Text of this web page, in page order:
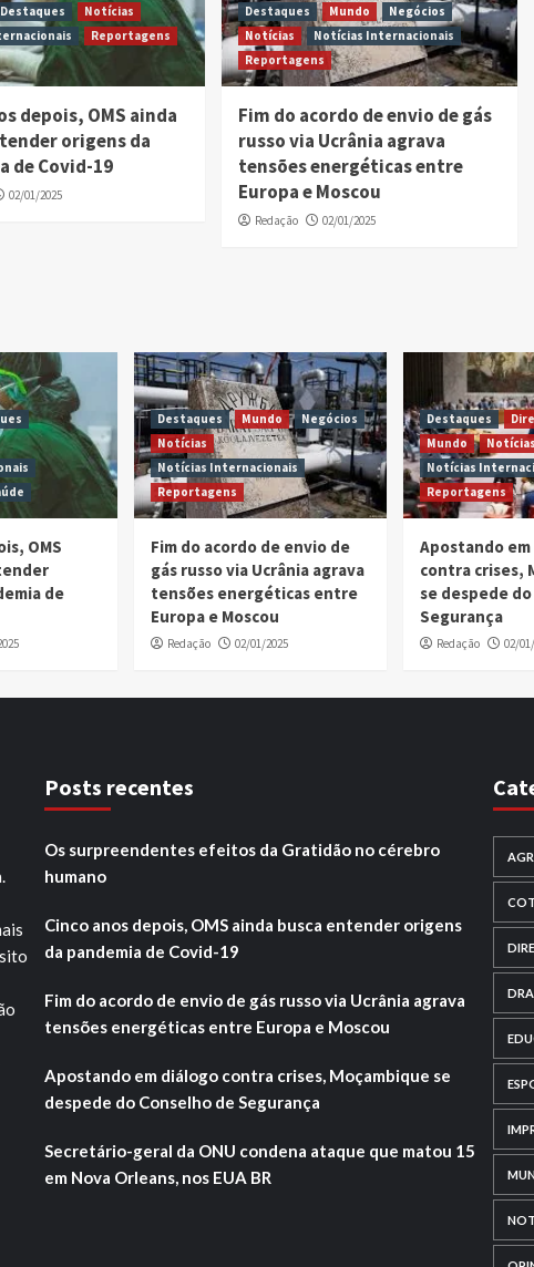
Destaques
Notícias
Reportagens
depois, OMS ainda
origens da
de Covid-19
02/01/2025
Destaques Mundo
Negócios
Notícias
Notícias Internacionais
Reportagens
Fim do acordo de envio de gás
russo via Ucrânia agrava
tensões energéticas entre
Europa e Moscou
Redação 02/01/2025
OMS
de
Destaques Mundo
Negócios
Notícias
Notícias Internacionais
Reportagens
Fim do acordo de envio de
gás russo via Ucrânia agrava
tensões energéticas entre
Europa e Moscou
Redação 02/01/2025
Destaques
Mundo
Notícias
Notícias
Reportagens
Apostando
contra crises,
se despede
Segurança
Redação 02/
Posts recentes
Os surpreendentes efeitos da Gratidão no cérebro
humano
Cinco anos depois, OMS ainda busca entender origens
da pandemia de Covid-19
Fim do acordo de envio de gás russo via Ucrânia agrava
tensões energéticas entre Europa e Moscou
Apostando em diálogo contra crises, Moçambique se
despede do Conselho de Segurança
Secretário-geral da ONU condena ataque que matou 15
em Nova Orleans, nos EUA BR